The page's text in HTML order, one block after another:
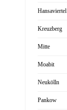
Hansaviertel
Kreuzberg
Mitte
Moabit
Neukölln
Pankow